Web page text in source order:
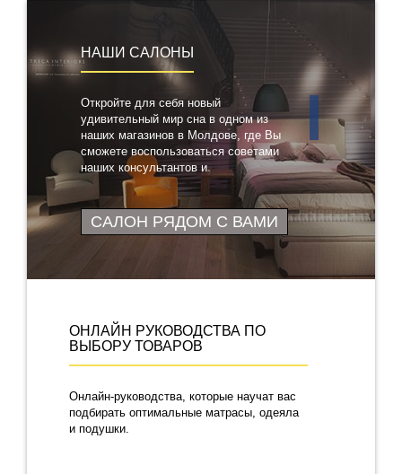
НАШИ САЛОНЫ
Откройте для себя новый
удивительный мир сна в одном из
наших магазинов в Молдове, где Вы
сможете воспользоваться советами
наших консультантов и
протестировать понравившиеся
товары
САЛОН РЯДОМ С ВАМИ
ОНЛАЙН РУКОВОДСТВА ПО
ВЫБОРУ ТОВАРОВ
Онлайн-руководства, которые научат вас
подбирать оптимальные матрасы, одеяла
и подушки.